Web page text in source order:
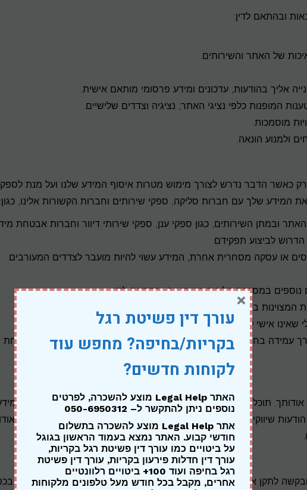
ובהתאם לדין:
של האתר והשירותים.
אליך בהודעות, עדכונים ומידע פרסומי מותאם אישית.
המופנות כלפי נציגי האתר, נציגיה וצדדים שלישיים.
מוסמכות.
ולמנוע הונאה.
כאשר הדבר נדרש לצורך מימוש מטרות איסוף המידע שלנו ועל מנת
המידע שלך עם חברות סליקה, ספקי שירותים וחברות הקשורות אלינו, כגון:
ובמתן השירותים, כגון ספקי ענן, ספקי שירותי דיוור וחברות אבטחת
לביצוע תפקידם.
או עסקה מסחרית אחרת, המידע עשוי להיות מועבר לצדדים המעורבים
נוספים במסגרת הליכים משפטיים, בהתאם לדין.
במדיניות זו.
אישי לשותפים עסקיים פוטנציאליים, לציבור ולמשקיעים.
עמידה בחוקים, מניעת הונאה או נזק ממשי, הפחתת סיכון אשראי והבטחת
תוכל להגדיר את ההעדפות שלך בנוגע לאופן שבו נעשה שימוש
שיווקיות, לבטל איסוף מידע באמצעות עוגיות, לעיין במידע שנאסף
לתקן או למחוק פרטים שאינם נכונים, שלמים, ברורים או מעודכנים,
עורך דין פשיטת רגל
בקריות/בחיפה? מחפש עוד
לקוחות חדשים?
האתר Legal Help מוצע להשכרה,
לפרטים
נוספים ניתן להתקשר ל– 050-6950312
אתר Legal Help מוצע להשכרה בתשלום
חודשי קבוע. האתר נמצא בעמוד הראשון בגוגל
על ביטויים כמו עורך דין פשיטת רגל בקריות,
עורך דין חדלות פירעון בקריות, עורך דין פשיטת
רגל בחיפה ועוד 100+ ביטויים רלוונטיים
אחרים, מקבל בכל חודש מעל טלפונים מלקוחות
×